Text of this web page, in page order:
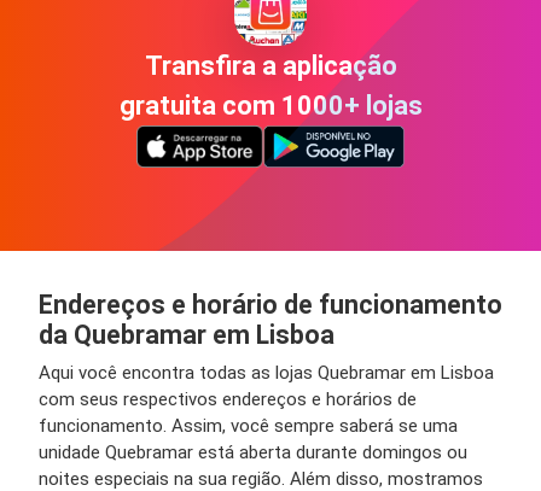
Transfira a aplicação
gratuita com 1000+ lojas
Endereços e horário de funcionamento
da Quebramar em Lisboa
Aqui você encontra todas as lojas Quebramar em Lisboa
com seus respectivos endereços e horários de
funcionamento. Assim, você sempre saberá se uma
unidade Quebramar está aberta durante domingos ou
noites especiais na sua região. Além disso, mostramos